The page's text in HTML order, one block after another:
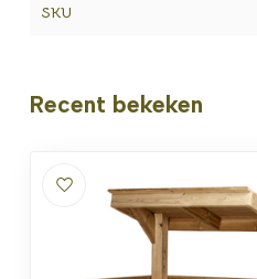
SKU
Recent bekeken